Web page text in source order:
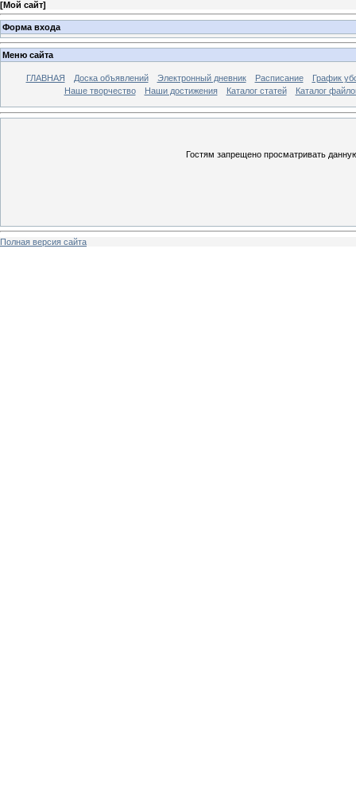
[Мой сайт]
Форма входа
Меню сайта
ГЛАВНАЯ Доска объявлений Электронный дневник Расписание
График
Наше творчество
Наши достижения Каталог статей Каталог
Гостям запрещено просматривать
Полная версия сайта